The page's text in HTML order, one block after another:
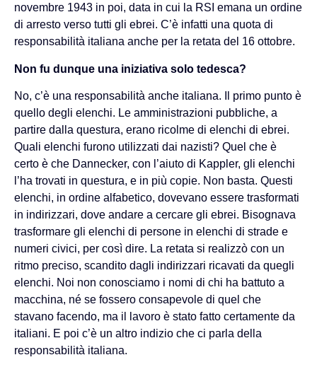
novembre 1943 in poi, data in cui la RSI emana un ordine
di arresto verso tutti gli ebrei. C’è infatti una quota di
responsabilità italiana anche per la retata del 16 ottobre.
Non fu dunque una iniziativa solo tedesca?
No, c’è una responsabilità anche italiana. Il primo punto è
quello degli elenchi. Le amministrazioni pubbliche, a
partire dalla questura, erano ricolme di elenchi di ebrei.
Quali elenchi furono utilizzati dai nazisti? Quel che è
certo è che Dannecker, con l’aiuto di Kappler, gli elenchi
l’ha trovati in questura, e in più copie. Non basta. Questi
elenchi, in ordine alfabetico, dovevano essere trasformati
in indirizzari, dove andare a cercare gli ebrei. Bisognava
trasformare gli elenchi di persone in elenchi di strade e
numeri civici, per così dire. La retata si realizzò con un
ritmo preciso, scandito dagli indirizzari ricavati da quegli
elenchi. Noi non conosciamo i nomi di chi ha battuto a
macchina, né se fossero consapevole di quel che
stavano facendo, ma il lavoro è stato fatto certamente da
italiani. E poi c’è un altro indizio che ci parla della
responsabilità italiana.